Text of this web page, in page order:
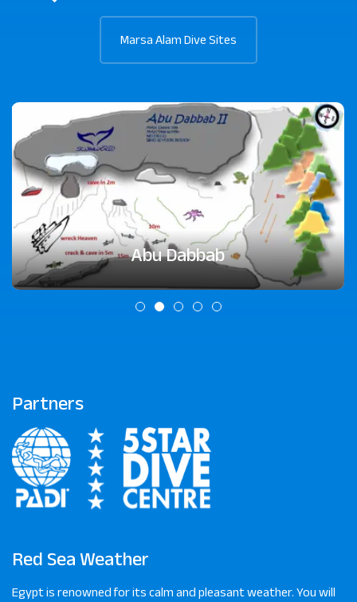
Abu Dabbab
Marsa Alam Dive Sites
Partners
Red Sea Weather
Egypt is renowned for its calm and pleasant weather. You will